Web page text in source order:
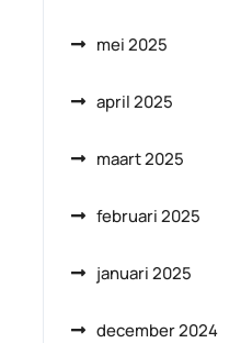
mei 2025
april 2025
maart 2025
februari 2025
januari 2025
december 2024